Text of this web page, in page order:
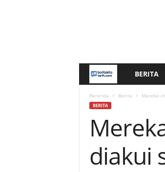
e
t
BERITA
Beranda Berita Mereka
BERITA
diakui